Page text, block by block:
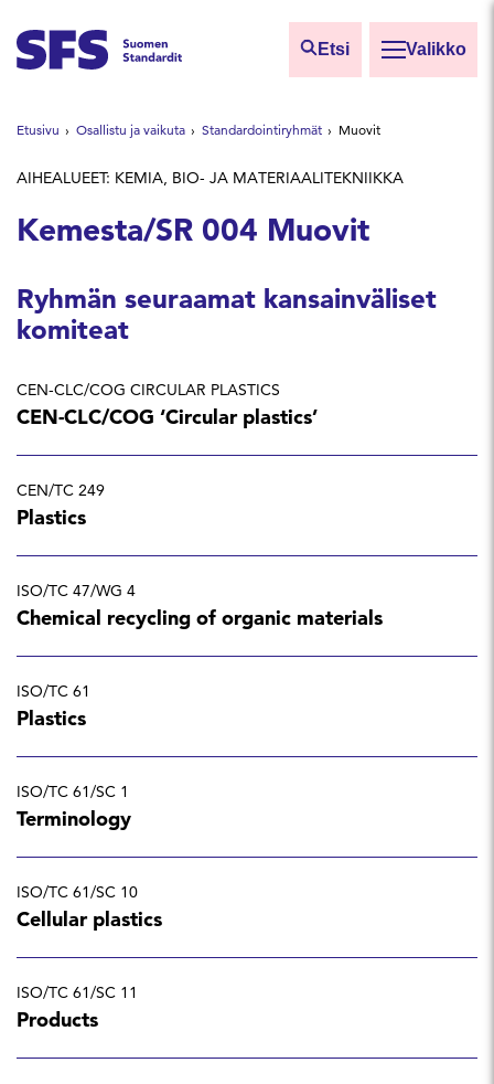
Etsi Valikko
Etsi sivuilta
Hae hakutermillä
Etusivu Osallistu ja vaikuta Standardointiryhmät Muovit
AIHEALUEET: KEMIA, BIO- JA MATERIAALITEKNIIKKA
Kemesta/SR 004 Muovit
Ryhmän seuraamat kansainväliset
komiteat
CEN-CLC/COG CIRCULAR PLASTICS
CEN-CLC/COG ‘Circular plastics’
CEN/TC 249
Plastics
ISO/TC 47/WG 4
Chemical recycling of organic materials
ISO/TC 61
Plastics
ISO/TC 61/SC 1
Terminology
ISO/TC 61/SC 10
Cellular plastics
ISO/TC 61/SC 11
Products